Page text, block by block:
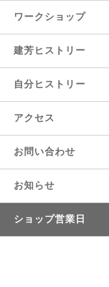
ワークショップ
建芳ヒストリー
自分ヒストリー
アクセス
お問い合わせ
お知らせ
ショップ営業日